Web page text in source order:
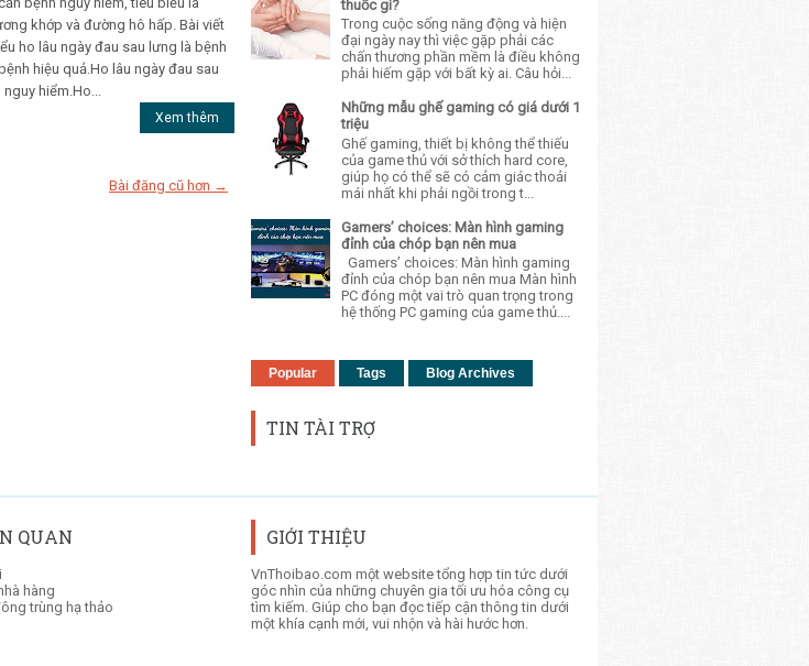
khớp và đường hô hấp. Bài viết
ho lâu ngày đau sau lưng là bệnh
hiệu quả.Ho lâu ngày đau sau
hiểm.Ho...
Xem thêm
Bài đăng cũ hơn →
thuốc gì?
Trong cuộc sống năng động và hiện
đại ngày nay thì việc gặp phải các
chấn thương phần mềm là điều không
phải hiếm gặp với bất kỳ ai. Câu hỏi...
Những mẫu ghế gaming có giá dưới 1
triệu
Ghế gaming, thiết bị không thể thiếu
của game thủ với sở thích hard core,
giúp họ có thể sẽ có cảm giác thoải
mái nhất khi phải ngồi trong t...
Gamers’ choices: Màn hình gaming
đỉnh của chóp bạn nên mua
Gamers’ choices: Màn hình gaming
đỉnh của chóp bạn nên mua Màn hình
PC đóng một vai trò quan trọng trong
hệ thống PC gaming của game thủ....
Popular Tags Blog Archives
TIN TÀI TRỢ
QUAN
hàng
trùng hạ thảo
GIỚI THIỆU
VnThoibao.com một website tổng hợp tin tức dưới
góc nhìn của những chuyên gia tối ưu hóa công cụ
tìm kiếm. Giúp cho bạn đọc tiếp cận thông tin dưới
một khía cạnh mới, vui nhộn và hài hước hơn.